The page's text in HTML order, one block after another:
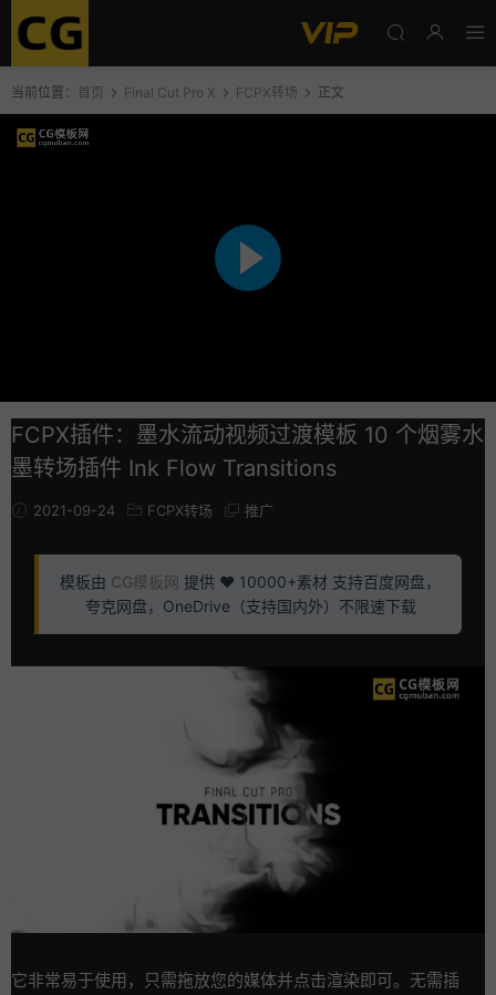
当前位置： 首页 Final Cut Pro X FCPX转场 正文
FCPX插件：墨水流动视频过渡模板 10 个烟雾水
墨转场插件 Ink Flow Transitions
2021-09-24 FCPX转场 推广
模板由 CG模板网 提供 ❤️ 10000+素材 支持百度网盘，
夸克网盘，OneDrive（支持国内外）不限速下载
它非常易于使用，只需拖放您的媒体并点击渲染即可。无需插